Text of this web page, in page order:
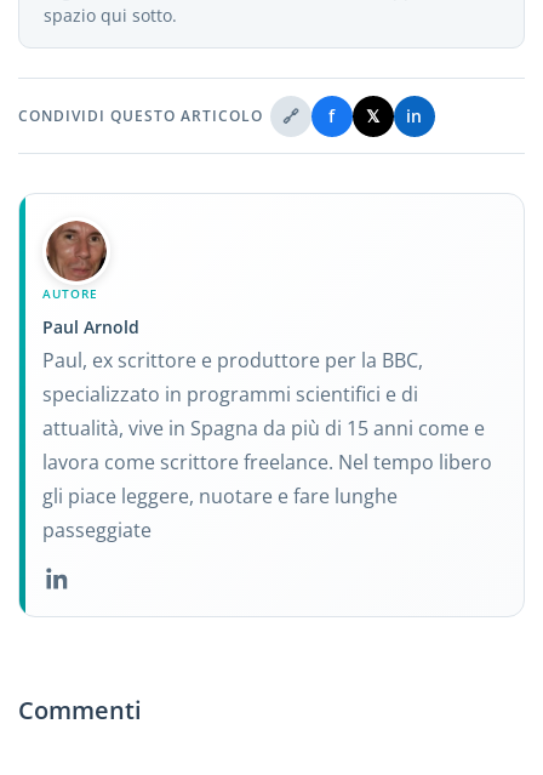
spazio qui sotto.
CONDIVIDI QUESTO ARTICOLO 🔗 f 𝕏 in
AUTORE
Paul Arnold
Paul, ex scrittore e produttore per la BBC,
specializzato in programmi scientifici e di
attualità, vive in Spagna da più di 15 anni come e
lavora come scrittore freelance. Nel tempo libero
gli piace leggere, nuotare e fare lunghe
passeggiate
Commenti